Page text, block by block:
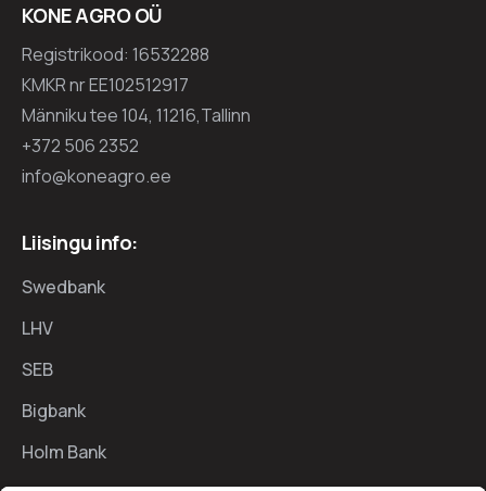
KONE AGRO OÜ
Registrikood: 16532288
KMKR nr EE102512917
Männiku tee 104, 11216,Tallinn
+372 506 2352
info@koneagro.ee
Liisingu info:
Swedbank
LHV
SEB
Bigbank
Holm Bank